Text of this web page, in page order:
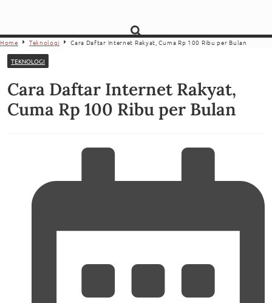
Home Teknologi Cara Daftar Internet Rakyat, Cuma Rp 100 Ribu per Bulan
TEKNOLOGI
Cara Daftar Internet Rakyat,
Cuma Rp 100 Ribu per Bulan